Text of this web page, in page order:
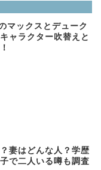
マックスとデューク
ャラクター吹替えと
妻はどんな人？学歴
で二人いる噂も調査